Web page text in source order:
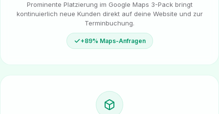
Prominente Platzierung im Google Maps 3-Pack bringt
kontinuierlich neue Kunden direkt auf deine Website und zur
Terminbuchung.
+89% Maps-Anfragen